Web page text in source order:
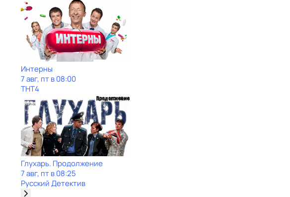
Интерны
7 авг, пт в 08:00
ТНТ4
Глухарь. Продолжение
7 авг, пт в 08:25
Русский Детектив